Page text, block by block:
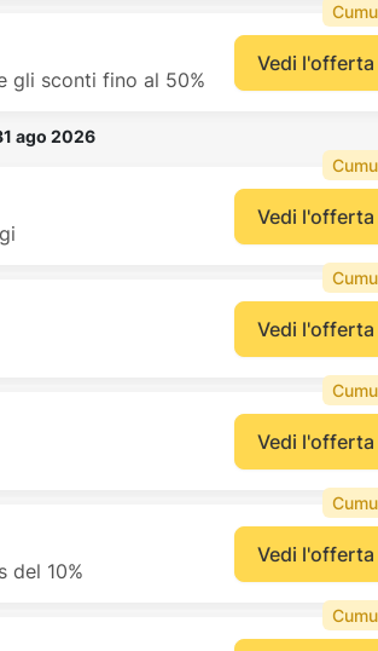
gli sconti fino al 50%
Vedi l'offerta
ago 2026
Vedi l'offerta
Vedi l'offerta
Vedi l'offerta
del 10%
Vedi l'offerta